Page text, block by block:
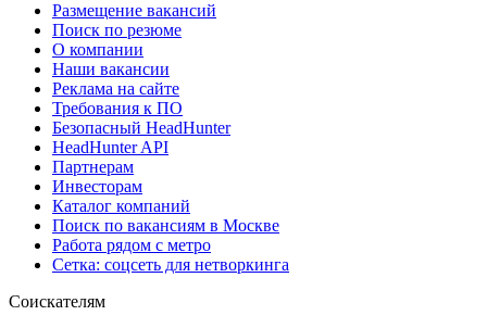
Размещение вакансий
Поиск по резюме
О компании
Наши вакансии
Реклама на сайте
Требования к ПО
Безопасный HeadHunter
HeadHunter API
Партнерам
Инвесторам
Каталог компаний
Поиск по вакансиям в Москве
Работа рядом с метро
Сетка: соцсеть для нетворкинга
Соискателям